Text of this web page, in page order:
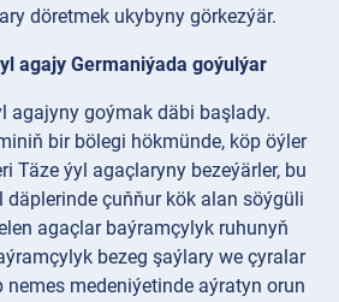
döretmek ukybyny görkezýär.
agajy Germaniýada goýulýar
agajyny goýmak däbi başlady.
bir bölegi hökmünde, köp öýler
Täze ýyl agaçlaryny bezeýärler, bu
däplerinde çuňňur kök alan söýgüli
agaçlar baýramçylyk ruhunyň
bezeg şaýlary we çyralar
nemes medeniýetinde aýratyn orun